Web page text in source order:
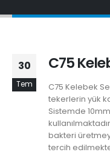
30
Tem
C75
C75 Kelebek
tekerlerin yük
Sistemde
bakteri
tercih